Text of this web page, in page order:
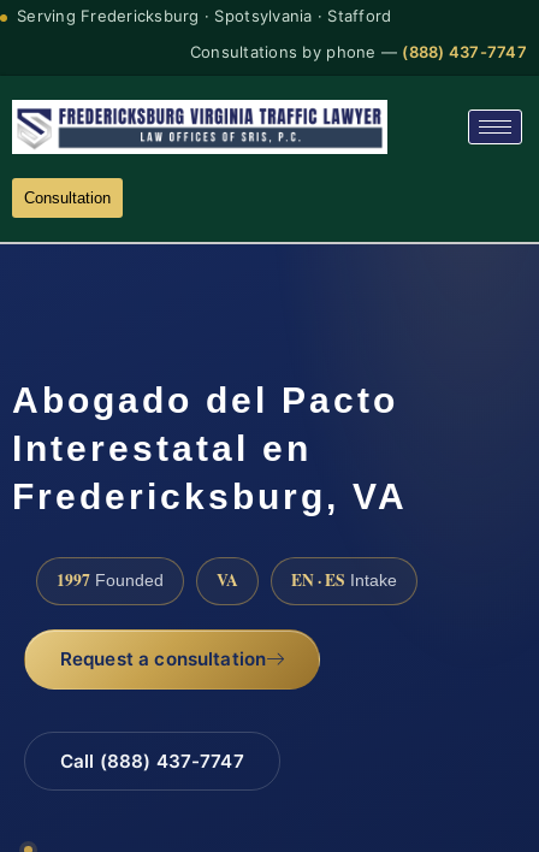
Serving Fredericksburg · Spotsylvania · Stafford
Consultations by phone — (888) 437-7747
Consultation
Abogado del Pacto
Interestatal en
Fredericksburg, VA
1997 Founded VA EN · ES Intake
Request a consultation
Call (888) 437-7747